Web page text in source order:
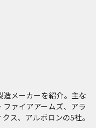
メーカーを紹介。主な
ァイアアームズ、アラ
ス、アルボロンの5社。